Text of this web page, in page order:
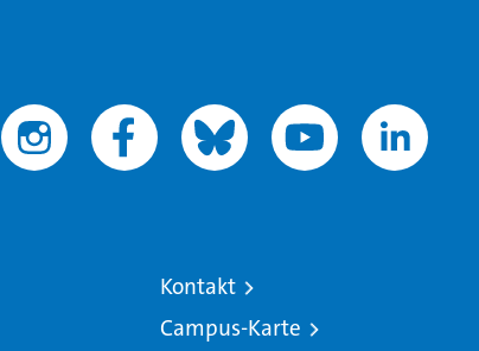
Kontakt
Campus-Karte